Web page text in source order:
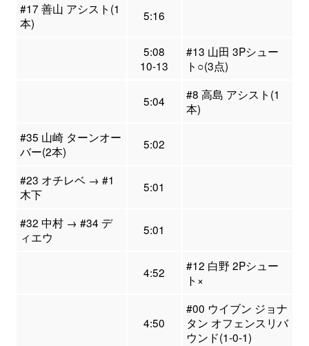
#17 善山 アシスト(1
本)
5:16
5:08
10-13
#13 山田 3Pシュー
ト○(3点)
5:04
#8 高島 アシスト(1
本)
#35 山崎 ターンオー
バー(2本)
5:02
#23 オチレベ → #1
木下
5:01
#32 中村 → #34 デ
ィエウ
5:01
4:52
#12 白野 2Pシュー
ト×
4:50
#00 ウイブン ジョナ
タン オフェンスリバ
ウンド(1-0-1)